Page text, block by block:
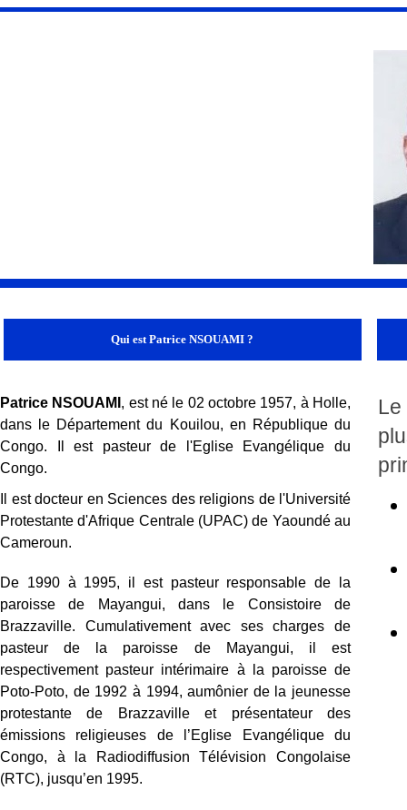
Qui est Patrice NSOUAMI ?
Patrice NSOUAMI , est né le 02 octobre 1957, à Holle,
dans le Département du Kouilou, en République du
Congo. Il est pasteur de l'Eglise Evangélique du
Congo.
Il est docteur en Sciences des religions de l'Université
Protestante d'Afrique Centrale (UPAC) de Yaoundé au
Cameroun.
De 1990 à 1995, il est pasteur responsable de la
paroisse de Mayangui, dans le Consistoire de
Brazzaville. Cumulativement avec ses charges de
pasteur de la paroisse de Mayangui, il est
respectivement pasteur intérimaire à la paroisse de
Poto-Poto, de 1992 à 1994, aumônier de la jeunesse
protestante de Brazzaville et présentateur des
émissions religieuses de l’Eglise Evangélique du
Congo, à la Radiodiffusion Télévision Congolaise
(RTC), jusqu’en 1995.